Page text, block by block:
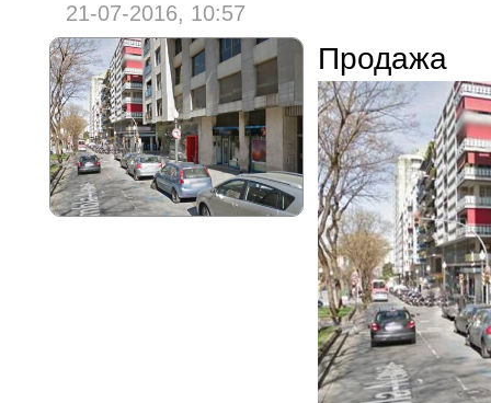
21-07-2016, 10:57
Продажа